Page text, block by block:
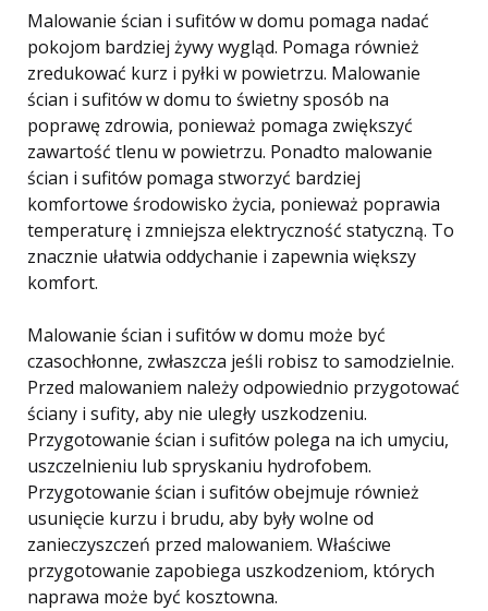
Malowanie ścian i sufitów w domu pomaga nadać
pokojom bardziej żywy wygląd. Pomaga również
zredukować kurz i pyłki w powietrzu. Malowanie
ścian i sufitów w domu to świetny sposób na
poprawę zdrowia, ponieważ pomaga zwiększyć
zawartość tlenu w powietrzu. Ponadto malowanie
ścian i sufitów pomaga stworzyć bardziej
komfortowe środowisko życia, ponieważ poprawia
temperaturę i zmniejsza elektryczność statyczną. To
znacznie ułatwia oddychanie i zapewnia większy
komfort.
Malowanie ścian i sufitów w domu może być
czasochłonne, zwłaszcza jeśli robisz to samodzielnie.
Przed malowaniem należy odpowiednio przygotować
ściany i sufity, aby nie uległy uszkodzeniu.
Przygotowanie ścian i sufitów polega na ich umyciu,
uszczelnieniu lub spryskaniu hydrofobem.
Przygotowanie ścian i sufitów obejmuje również
usunięcie kurzu i brudu, aby były wolne od
zanieczyszczeń przed malowaniem. Właściwe
przygotowanie zapobiega uszkodzeniom, których
naprawa może być kosztowna.